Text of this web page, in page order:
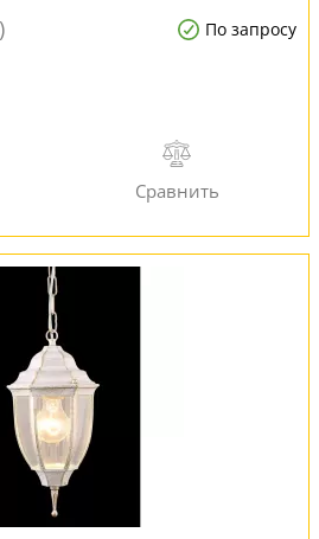
По запросу